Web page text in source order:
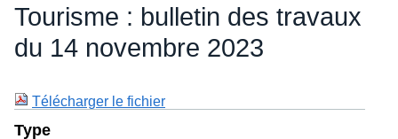
Projet - 134 (2023 - 2024) - N° 2
Projet de décret ajustant le budget général des
Projet - 135 (2023 - 2024) - N° 2